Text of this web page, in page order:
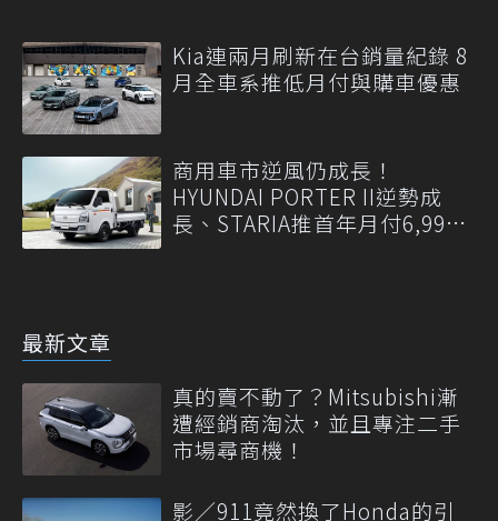
Kia連兩月刷新在台銷量紀錄 8
月全車系推低月付與購車優惠
商用車市逆風仍成長！
HYUNDAI PORTER II逆勢成
長、STARIA推首年月付6,999
最新文章
真的賣不動了？Mitsubishi漸
遭經銷商淘汰，並且專注二手
市場尋商機！
影／911竟然換了Honda的引